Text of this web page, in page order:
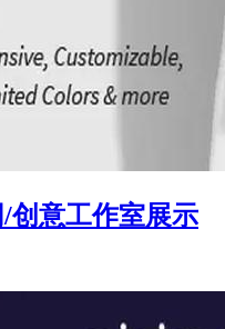
意工作室展示